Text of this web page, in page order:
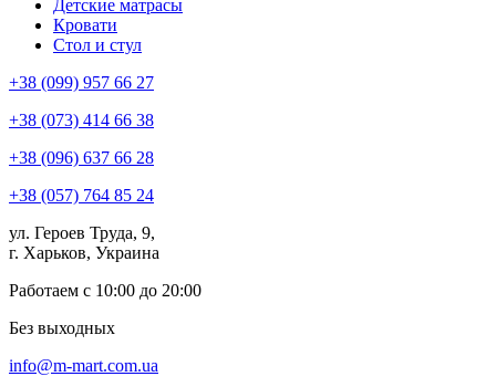
Детские матрасы
Кровати
Стол и стул
+38 (099) 957 66 27
+38 (073) 414 66 38
+38 (096) 637 66 28
+38 (057) 764 85 24
ул. Героев Труда, 9,
г. Харьков, Украина
Работаем с 10:00 до 20:00
Без выходных
info@m-mart.com.ua